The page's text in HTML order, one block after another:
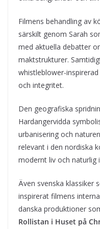
Filmens behandling av
särskilt genom Sarah
med aktuella debatter
maktstrukturer.
whistleblower-
och integritet.
Den geografiska
Hardangervidda
urbanisering och
relevant i den nordiska
modernt liv och naturlig
Även svenska klassiker
inspirerat filmens
danska produktioner
Rollistan i Huset på